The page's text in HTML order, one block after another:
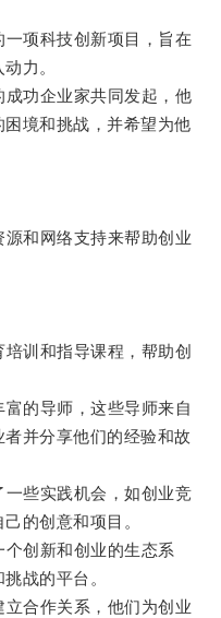
项科技创新项目，旨在
力。
功企业家共同发起，他
境和挑战，并希望为他
和网络支持来帮助创业
训和指导课程，帮助创
的导师，这些导师来自
并分享他们的经验和故
些实践机会，如创业竞
的创意和项目。
创新和创业的生态系
战的平台。
合作关系，他们为创业